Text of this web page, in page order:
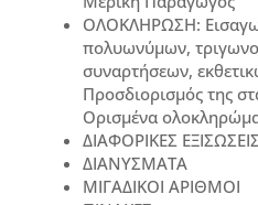
ΟΛΟΚΛΗΡΩΣΗ:
πολυωνύμων,
συναρτήσεων,
Προσδιορισμός της
Ορισμένα
ΔΙΑΦΟΡΙΚΕΣ ΕΞΙΣΩΣΕΙΣ
ΔΙΑΝΥΣΜΑΤΑ
ΜΙΓΑΔΙΚΟΙ ΑΡΙΘΜΟΙ